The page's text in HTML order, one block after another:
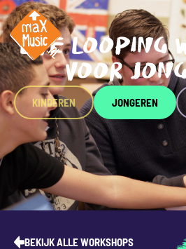
LIVE LOOPING
VOOR
KINDEREN JONGEREN
BEKIJK ALLE WORKSHOPS